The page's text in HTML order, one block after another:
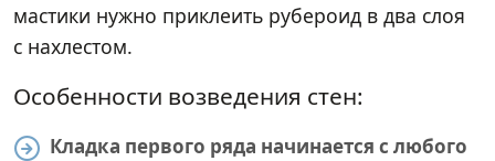
мастики нужно приклеить рубероид в два слоя
с нахлестом.
Особенности возведения стен:
Кладка первого ряда начинается с любого